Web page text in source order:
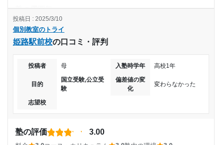
目的の達成理由
ョンをこまめに取ってくれた事によって、学力も伸び
第二志望校：合格
第三志望校：
通塾期間
2024年12月〜通塾中 (投稿日時点)
入塾時の学年
中学3年
受講コース
通年
どちらとも言えない
料金
少し高いかもしれませんが、一対一なので、しかたないと思
コース・カリキュラム
2時間コースで、1時間は授業、1時間は、確認テストなの
で、もう少しだけ授業時間を増やしてほしいです。
講師の教え方
もいろんな方法で、教えてくれました。
塾内の環境
個別教室のトライ
姫路駅前校の口コミ・評判
投稿日 : 2025/3/10
投稿者 母 入塾時学年 高校1年
目的
国立受験,公立受
験
偏差値の変
化
変わらなかった
志望校
塾の評価 3.00